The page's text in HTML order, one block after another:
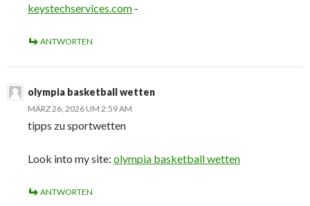
keystechservices.com -
ANTWORTEN
olympia basketball wetten
MÄRZ 26, 2026 UM 2:59 AM
tipps zu sportwetten
Look into my site: olympia basketball wetten
ANTWORTEN